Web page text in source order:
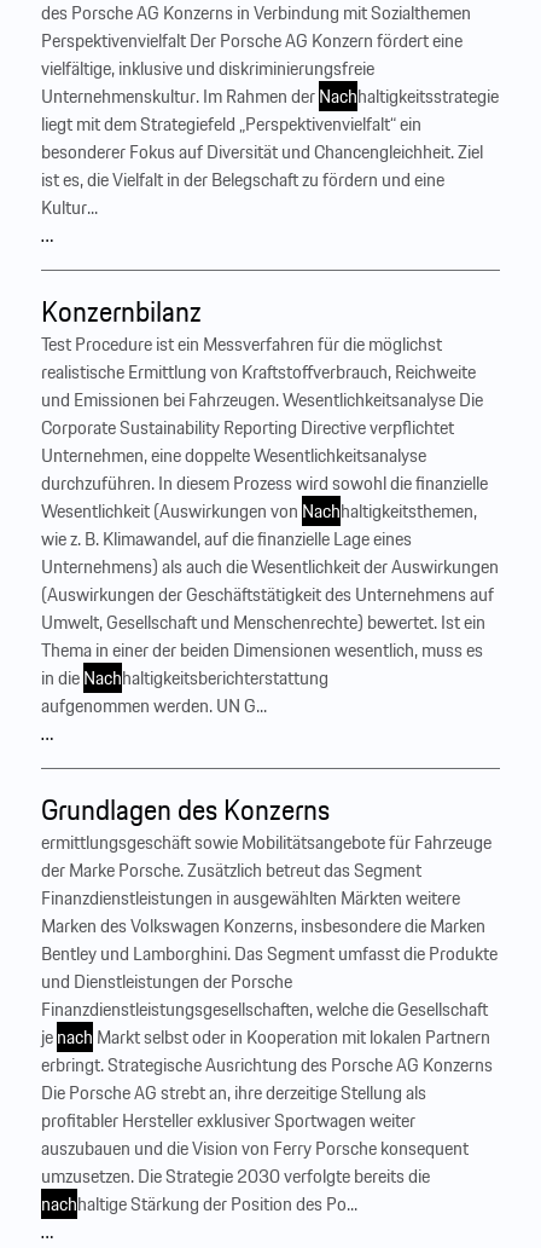
des Porsche AG Konzerns in Verbindung mit Sozialthemen
Perspektivenvielfalt Der Porsche AG Konzern fördert eine
vielfältige, inklusive und diskriminierungsfreie
Unternehmenskultur. Im Rahmen derNachhaltigkeitsstrategie
liegt mit dem Strategiefeld „Perspektivenvielfalt“ ein
besonderer Fokus auf Diversität und Chancengleichheit. Ziel
ist es, die Vielfalt in der Belegschaft zu fördern und eine
Kultur...
…
Konzernbilanz
Test Procedure ist ein Messverfahren für die möglichst
realistische Ermittlung von Kraftstoffverbrauch, Reichweite
und Emissionen bei Fahrzeugen. Wesentlichkeitsanalyse Die
Corporate Sustainability Reporting Directive verpflichtet
Unternehmen, eine doppelte Wesentlichkeitsanalyse
durchzuführen. In diesem Prozess wird sowohl die finanzielle
Wesentlichkeit (Auswirkungen von Nachhaltigkeitsthemen,
wie z. B. Klimawandel, auf die finanzielle Lage eines
Unternehmens) als auch die Wesentlichkeit der Auswirkungen
(Auswirkungen der Geschäftstätigkeit des Unternehmens auf
Umwelt, Gesellschaft und Menschenrechte) bewertet. Ist ein
Thema in einer der beiden Dimensionen wesentlich, muss es
in dieNachhaltigkeitsberichterstattung
aufgenommen werden. UN G...
…
Grundlagen des Konzerns
ermittlungsgeschäft sowie Mobilitätsangebote für Fahrzeuge
der Marke Porsche. Zusätzlich betreut das Segment
Finanzdienstleistungen in ausgewählten Märkten weitere
Marken des Volkswagen Konzerns, insbesondere die Marken
Bentley und Lamborghini. Das Segment umfasst die Produkte
und Dienstleistungen der Porsche
Finanzdienstleistungsgesellschaften, welche die Gesellschaft
jenach Markt selbst oder in Kooperation mit lokalen Partnern
erbringt. Strategische Ausrichtung des Porsche AG Konzerns ‍
Die Porsche AG strebt an, ihre derzeitige Stellung als
profitabler Hersteller exklusiver Sportwagen weiter
auszubauen und die Vision von Ferry Porsche konsequent
umzusetzen. Die Strategie 2030 verfolgte bereits die
nachhaltige Stärkung der Position des Po...
…